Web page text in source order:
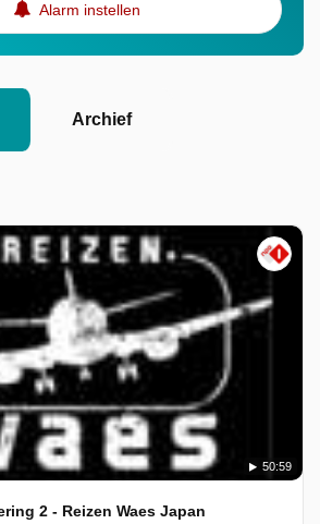
Alarm instellen
Archief
50:59
2 - Reizen Waes Japan